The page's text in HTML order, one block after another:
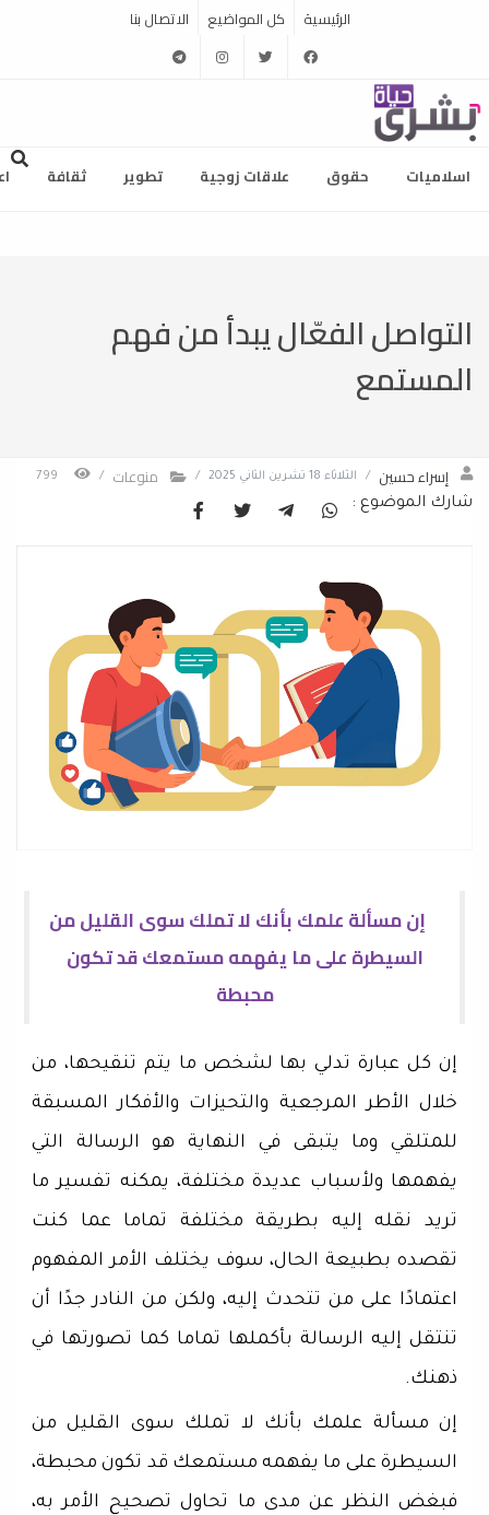
الرئيسية كل المواضيع الاتصال بنا
facebook
twitter
instagram
telegram
اسلاميات حقوق علاقات زوجية تطوير ثقافة
التواصل الفعّال يبدأ من فهم
المستمع
إسراء حسين / الثلاثاء 18 تشرين الثاني 2025 / منوعات /
شارك الموضوع :
إن مسألة علمك بأنك لا تملك سوى القليل من
السيطرة على ما يفهمه مستمعك قد تكون
محبطة
إن كل عبارة تدلي بها لشخص ما يتم تنقيحها، من
خلال الأطر المرجعية والتحيزات والأفكار المسبقة
للمتلقي وما يتبقى في النهاية هو الرسالة التي
يفهمها ولأسباب عديدة مختلفة، يمكنه تفسير ما
تريد نقله إليه بطريقة مختلفة تماما عما كنت
تقصده بطبيعة الحال، سوف يختلف الأمر المفهوم
اعتمادًا على من تتحدث إليه، ولكن من النادر جدًا أن
تنتقل إليه الرسالة بأكملها تماما كما تصورتها في
ذهنك.
إن مسألة علمك بأنك لا تملك سوى القليل من
السيطرة على ما يفهمه مستمعك قد تكون محبطة،
فبغض النظر عن مدى ما تحاول تصحيح الأمر به،